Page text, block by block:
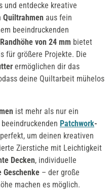
und entdecke kreative
Quiltrahmen aus fein
beeindruckenden
Randhöhe von 24 mm bietet
für größere Projekte. Die
ermöglichen dir das
deine Quiltarbeit mühelos
ist mehr als nur ein
Patchwork-
um deinen kreativen
Zierstiche mit Leichtigkeit
Decken, individuelle
– der große
machen es möglich.